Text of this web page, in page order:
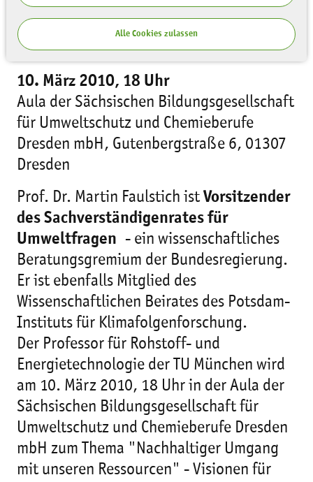
Alle Cookies zulassen
Vortrag von Prof. Dr. Martin Faulstich
10. März 2010, 18 Uhr
Aula der Sächsischen Bildungsgesellschaft
für Umweltschutz und Chemieberufe
Dresden mbH, Gutenbergstraße 6, 01307
Dresden
Prof. Dr. Martin Faulstich istVorsitzender
des Sachverständigenrates für
Umweltfragen - ein wissenschaftliches
Beratungsgremium der Bundesregierung.
Er ist ebenfalls Mitglied des
Wissenschaftlichen Beirates des Potsdam-
Instituts für Klimafolgenforschung.
Der Professor für Rohstoff- und
Energietechnologie der TU München wird
am 10. März 2010, 18 Uhr in der Aula der
Sächsischen Bildungsgesellschaft für
Umweltschutz und Chemieberufe Dresden
mbH zum Thema "Nachhaltiger Umgang
mit unseren Ressourcen" - Visionen für